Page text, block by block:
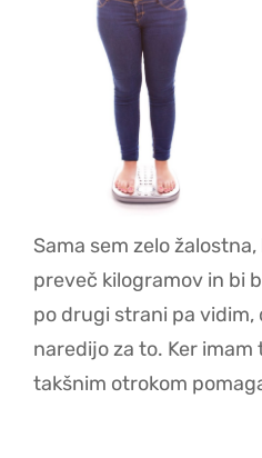
Sama sem zelo
preveč kilogramov in bi
po drugi strani pa
naredijo za to. Ker
takšnim otrokom